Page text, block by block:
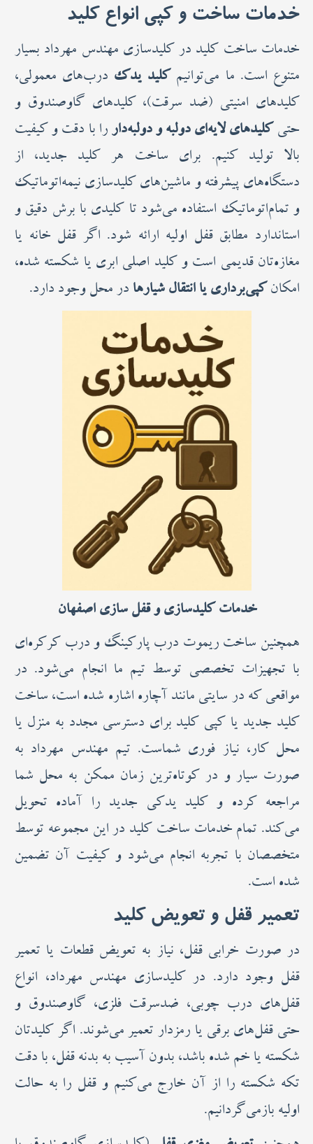
خدمات ساخت و کپی انواع کلید
خدمات ساخت کلید در کلیدسازی مهندس مهرداد بسیار
متنوع است. ما می‌توانیم کلید یدک درب‌های معمولی،
کلیدهای امنیتی (ضد سرقت)، کلیدهای گاوصندوق و
حتی کلیدهای لایه‌ای دولبه و دولبه‌دار را با دقت و کیفیت
بالا تولید کنیم. برای ساخت هر کلید جدید، از
دستگاه‌های پیشرفته و ماشین‌های کلیدسازی نیمه‌اتوماتیک
و تمام‌اتوماتیک استفاده می‌شود تا کلیدی با برش دقیق و
استاندارد مطابق قفل اولیه ارائه شود. اگر قفل خانه یا
مغازه‌تان قدیمی است و کلید اصلی ابری یا شکسته شده،
امکان کپی‌برداری یا انتقال شیارها در محل وجود دارد.
خدمات کلیدسازی و قفل سازی اصفهان
همچنین ساخت ریموت درب پارکینگ و درب کرکره‌ای
با تجهیزات تخصصی توسط تیم ما انجام می‌شود. در
مواقعی که در سایتی مانند آچاره اشاره شده است، ساخت
کلید جدید یا کپی کلید برای دسترسی مجدد به منزل یا
محل کار، نیاز فوری شماست. تیم مهندس مهرداد به
صورت سیار و در کوتاه‌ترین زمان ممکن به محل شما
مراجعه کرده و کلید یدکی جدید را آماده تحویل
می‌کند. تمام خدمات ساخت کلید در این مجموعه توسط
متخصصان با تجربه انجام می‌شود و کیفیت آن تضمین
شده است.
تعمیر قفل و تعویض کلید
در صورت خرابی قفل، نیاز به تعویض قطعات یا تعمیر
قفل وجود دارد. در کلیدسازی مهندس مهرداد، انواع
قفل‌های درب چوبی، ضدسرقت فلزی، گاوصندوق و
حتی قفل‌های برقی یا رمزدار تعمیر می‌شوند. اگر کلیدتان
شکسته یا خم شده باشد، بدون آسیب به بدنه قفل، با دقت
تکه شکسته را از آن خارج می‌کنیم و قفل را به حالت
اولیه بازمی‌گردانیم.